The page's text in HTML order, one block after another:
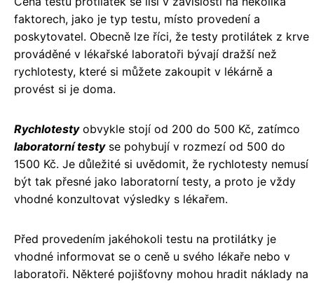
faktorech, jako je typ testu, místo provedení a
poskytovatel. Obecně lze říci, že testy protilátek z krve
prováděné v lékařské laboratoři bývají dražší než
rychlotesty, které si můžete zakoupit v lékárně a
provést si je doma.
Rychlotestyobvykle stojí od 200 do 500 Kč, zatímco
laboratorní testyse pohybují v rozmezí od 500 do
1500 Kč. Je důležité si uvědomit, že rychlotesty nemusí
být tak přesné jako laboratorní testy, a proto je vždy
vhodné konzultovat výsledky s lékařem.
Před provedením jakéhokoli testu na protilátky je
vhodné informovat se o ceně u svého lékaře nebo v
laboratoři. Některé pojišťovny mohou hradit náklady na